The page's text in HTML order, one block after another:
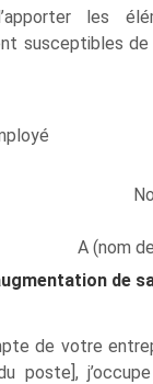
les
susceptibles de
A (nom
de
de votre
poste],